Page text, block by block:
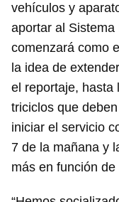
vehículos y
aportar al
comenzará como
la idea de
el reportaje, hasta
triciclos que
iniciar el servicio
7 de la mañana y
más en función